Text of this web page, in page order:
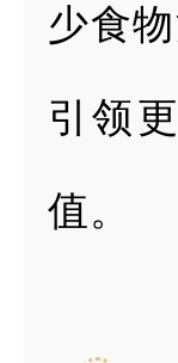
少食
引领
值。